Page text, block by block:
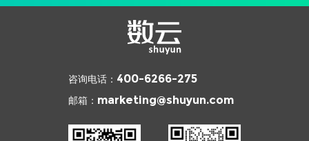
咨询电话： 400-6266-275
邮箱： marketing@shuyun.com